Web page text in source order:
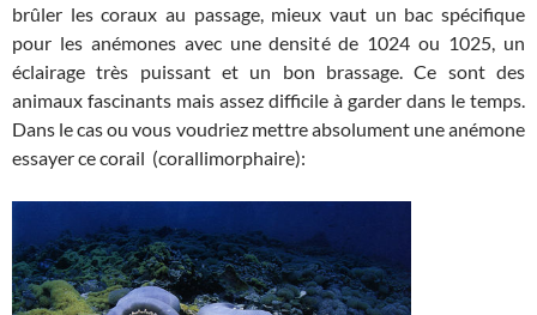
brûler les coraux au passage, mieux vaut un bac spécifique
pour les anémones avec une densité de 1024 ou 1025, un
éclairage très puissant et un bon brassage. Ce sont des
animaux fascinants mais assez difficile à garder dans le temps.
Dans le cas ou vous voudriez mettre absolument une anémone
essayer ce corail (corallimorphaire):